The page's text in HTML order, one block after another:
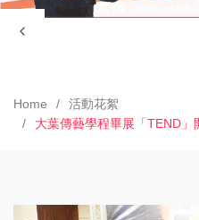
Home
活動花絮
大葉傳藝學程畢展「TEND」